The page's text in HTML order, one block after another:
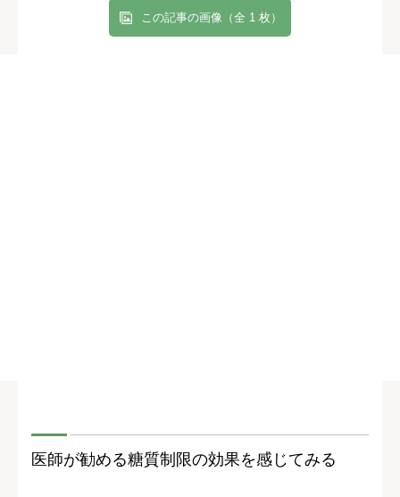
この記事の画像（全 1 枚）
医師が勧める糖質制限の効果を感じてみる